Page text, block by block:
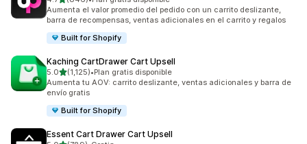
846 reseñas en total
Aumenta el valor promedio del pedido con un carrito deslizante,
barra de recompensas, ventas adicionales en el carrito y regalos
Built for Shopify
Kaching CartDrawer Cart Upsell
5.0de 5 estrellas
(1,125)
1125 reseñas en total
•Plan gratis disponible
Aumenta tu AOV: carrito deslizante, ventas adicionales y barra de
envío gratis
Built for Shopify
Essent Cart Drawer Cart Upsell